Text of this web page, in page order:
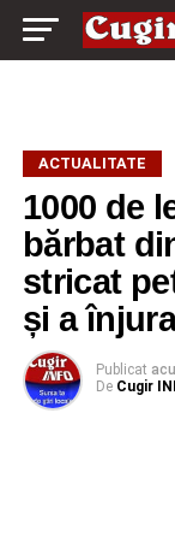
ACTUALITATE
1000 de
bărbat
stricat
și a
Publicat
De Cugir